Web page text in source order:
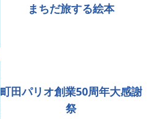
まちだ旅する絵本
町田パリオ創業50周年大感謝
祭